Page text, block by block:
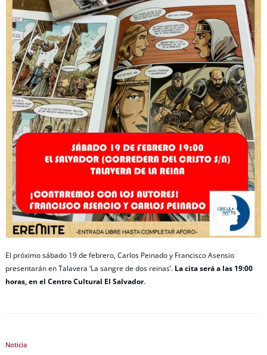
El próximo sábado 19 de febrero, Carlos Peinado y Francisco Asensio
presentarán en Talavera ‘La sangre de dos reinas’. La cita será a las 19:00
horas, en el Centro Cultural El Salvador.
Noticia